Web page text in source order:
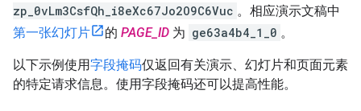
zp_0vLm3CsfQh_i8eXc67Jo2O9C6Vuc 。相应演示文稿中
第一张幻灯片
的 PAGE_ID 为 ge63a4b4_1_0 。
以下示例使用字段掩码仅返回有关演示、幻灯片和页面元素
的特定请求信息。使用字段掩码还可以提高性能。